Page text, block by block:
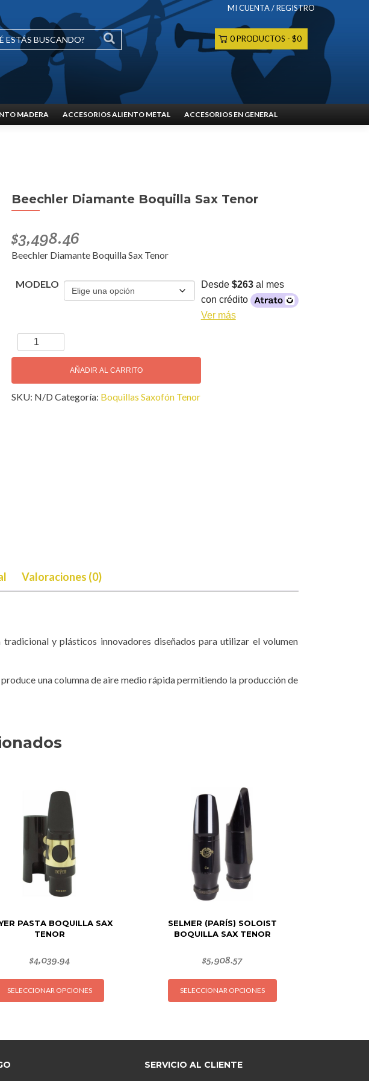
MI CUENTA / REGISTRO
0 PRODUCTOS $0
MADERA ACCESORIOS ALIENTO METAL ACCESORIOS EN GENERAL
Beechler Diamante Boquilla Sax Tenor
$3,498.46
Beechler Diamante Boquilla Sax Tenor
MODELO
Beechler
Diamante
Sax
Tenor
AÑADIR AL CARRITO
Desde $263al mes
con crédito
Ver más
SKU: N/D Categoría: Boquillas Saxofón Tenor
Valoraciones (0)
y plásticos innovadores diseñados para utilizar el volumen
una columna de aire medio rápida permitiendo la producción de
PASTA BOQUILLA SAX
TENOR
$4,039.94
SELECCIONAR OPCIONES
Este
SELMER (PARÍS) SOLOIST
BOQUILLA SAX TENOR
$5,908.57
SELECCIONAR OPCIONES
Este
SERVICIO AL CLIENTE